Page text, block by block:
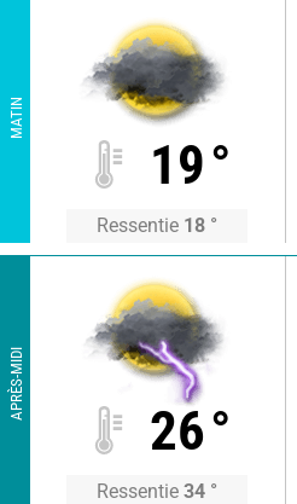
MATIN
19°
Ressentie 18 °
APRÈS-MIDI
26°
Ressentie 34 °